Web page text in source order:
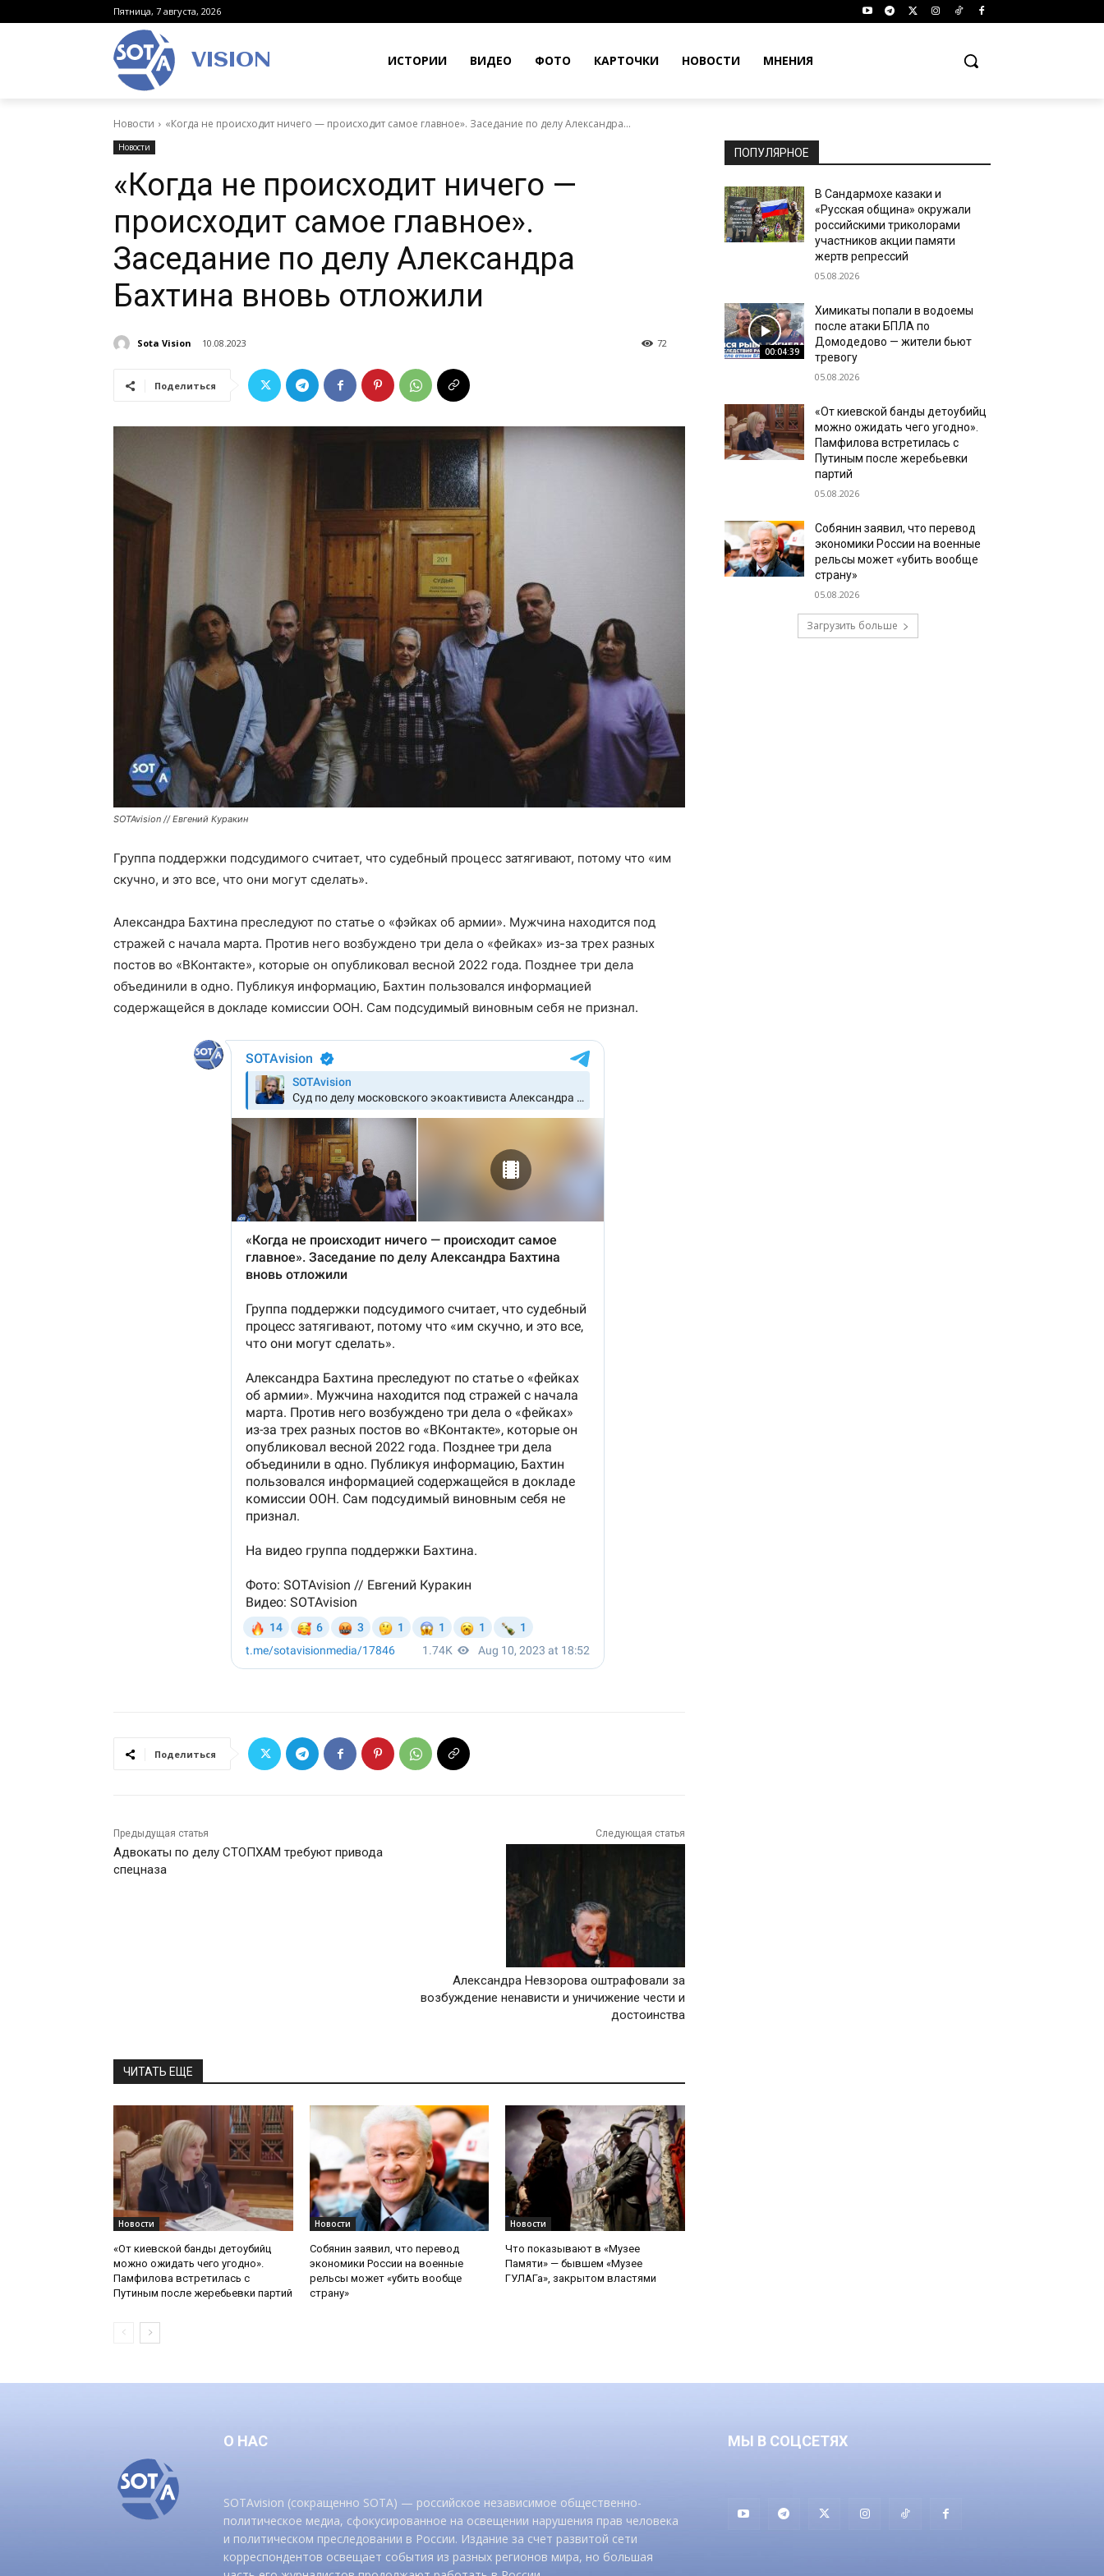
Пятница, 7 августа, 2026
VISION ИСТОРИИ ВИДЕО ФОТО КАРТОЧКИ НОВОСТИ МНЕНИЯ
Новости «Когда не происходит ничего — происходит самое главное». Заседание по делу Александра...
Новости
«Когда не происходит ничего —
происходит самое главное».
Заседание по делу Александра
Бахтина вновь отложили
Sota Vision 10.08.2023 72
Поделиться
SOTAvision // Евгений Куракин
Группа поддержки подсудимого считает, что судебный процесс затягивают, потому что «им
скучно, и это все, что они могут сделать».
Александра Бахтина преследуют по статье о «фэйках об армии». Мужчина находится под
стражей с начала марта. Против него возбуждено три дела о «фейках» из-за трех разных
постов во «ВКонтакте», которые он опубликовал весной 2022 года. Позднее три дела
объединили в одно. Публикуя информацию, Бахтин пользовался информацией
содержащейся в докладе комиссии ООН. Сам подсудимый виновным себя не признал.
Поделиться
Предыдущая статья
Адвокаты по делу СТОПХАМ требуют привода
спецназа
Следующая статья
Александра Невзорова оштрафовали за
возбуждение ненависти и уничижение чести и
достоинства
ЧИТАТЬ ЕЩЕ
Новости
«От киевской банды детоубийц
можно ожидать чего угодно».
Памфилова встретилась с
Путиным после жеребьевки партий
Новости
Собянин заявил, что перевод
экономики России на военные
рельсы может «убить вообще
страну»
Новости
Что показывают в «Музее
Памяти» — бывшем «Музее
ГУЛАГа», закрытом властями
ПОПУЛЯРНОЕ
В Сандармохе казаки и
«Русская община» окружали
российскими триколорами
участников акции памяти
жертв репрессий
05.08.2026
00:04:39
Химикаты попали в водоемы
после атаки БПЛА по
Домодедово — жители бьют
тревогу
05.08.2026
«От киевской банды детоубийц
можно ожидать чего угодно».
Памфилова встретилась с
Путиным после жеребьевки
партий
05.08.2026
Собянин заявил, что перевод
экономики России на военные
рельсы может «убить вообще
страну»
05.08.2026
Загрузить больше
О НАС
SOTAvision (сокращенно SOTA) — российское независимое общественно-
политическое медиа, сфокусированное на освещении нарушения прав человека
и политическом преследовании в России. Издание за счет развитой сети
корреспондентов освещает события из разных регионов мира, но большая
МЫ В СОЦСЕТЯХ